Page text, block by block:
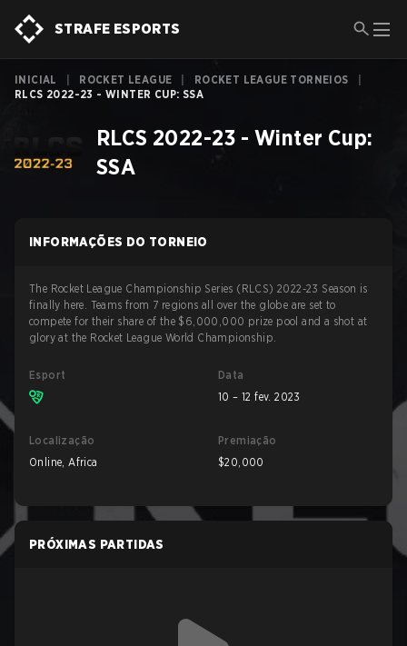
STRAFE ESPORTS
INICIAL ROCKET LEAGUE ROCKET LEAGUE TORNEIOS
RLCS 2022-23 - WINTER CUP: SSA
RLCS 2022-23 - Winter Cup:
SSA
INFORMAÇÕES DO TORNEIO
The Rocket League Championship Series (RLCS) 2022-23 Season is
finally here. Teams from 7 regions all over the globe are set to
compete for their share of the $6,000,000 prize pool and a shot at
glory at the Rocket League World Championship.
Esport
Data
10 – 12 fev. 2023
Localização
Online, Africa
Premiação
$20,000
PRÓXIMAS PARTIDAS